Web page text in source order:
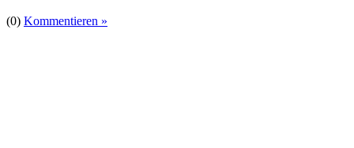
(0) Kommentieren »